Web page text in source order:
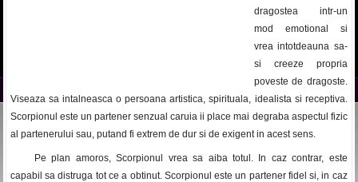
dragostea intr-un
mod emotional si
vrea intotdeauna sa-
si creeze propria
poveste de dragoste.
Viseaza sa intalneasca o persoana artistica, spirituala, idealista si receptiva.
Scorpionul este un partener senzual caruia ii place mai degraba aspectul fizic
al partenerului sau, putand fi extrem de dur si de exigent in acest sens.
Pe plan amoros, Scorpionul vrea sa aiba totul. In caz contrar, este
capabil sa distruga tot ce a obtinut. Scorpionul este un partener fidel si, in caz